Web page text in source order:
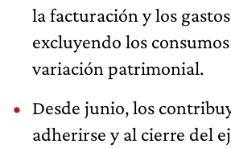
la facturación y los
excluyendo los
variación patrimonial.
Desde junio, los
adherirse y al cierre del